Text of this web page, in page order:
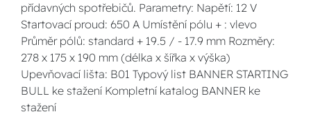
přídavných spotřebičů. Parametry: Napětí: 12 V
Startovací proud: 650 A Umístění pólu + : vlevo
Průměr pólů: standard + 19.5 / - 17.9 mm Rozměry:
278 x 175 x 190 mm (délka x šířka x výška)
Upevňovací lišta: B01 Typový list BANNER STARTING
BULL ke stažení Kompletní katalog BANNER ke
stažení